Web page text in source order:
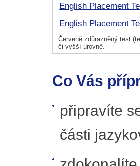
English Placement
English Placement
Červeně zdůrazněný test
či vyšší úrovně.
Co Vás
připravíte
části